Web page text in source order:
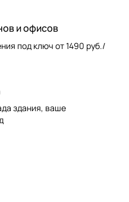
и офисов
под ключ от 1490 руб./